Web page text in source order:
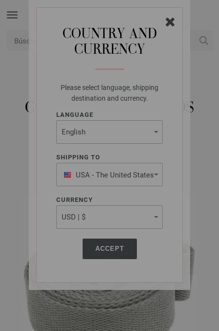
COUNTRY AND
CURRENCY
Please select language, shipping
destination and currency.
LANGUAGE
SHIPPING TO
USA - The United States
of America
CURRENCY
ACCEPT
PRYM
CORREA PARA BOLSOS
965187